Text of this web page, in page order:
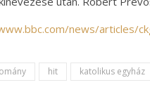
news/articles/
hit katolikus egyház